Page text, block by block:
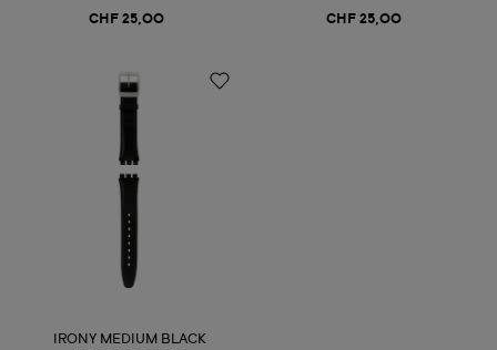
CHF 25,00 CHF 25,00
IRONY MEDIUM BLACK